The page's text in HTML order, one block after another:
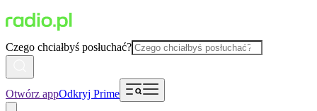
Czego chciałbyś posłuchać?
Otwórz appOdkryj Prime